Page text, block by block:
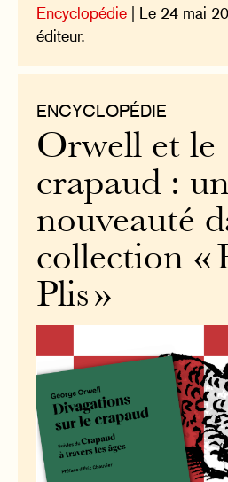
Encyclopédie | Le 24 mai
éditeur.
ENCYCLOPÉDIE
Orwell et le
crapaud :
nouveauté
collection «
Plis »